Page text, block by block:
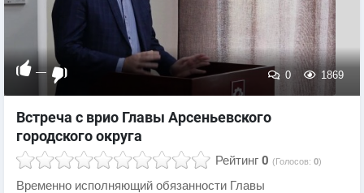
— 0 1869
Встреча с врио Главы Арсеньевского
городского округа
Рейтинг 0 (Голосов: 0)
Временно исполняющий обязанности Главы